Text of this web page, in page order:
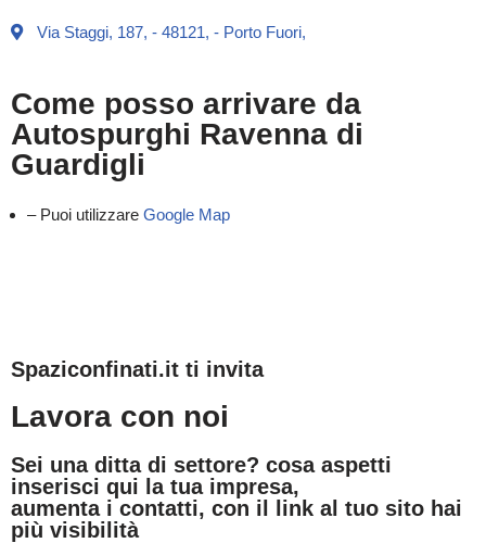
Via Staggi, 187, - 48121, - Porto Fuori,
Come posso arrivare da
Autospurghi Ravenna di
Guardigli
– Puoi utilizzare Google Map
Spaziconfinati.it ti invita
Lavora con noi
Sei una ditta di settore? cosa aspetti
inserisci qui la tua impresa,
aumenta i contatti, con il link al tuo sito hai
più visibilità